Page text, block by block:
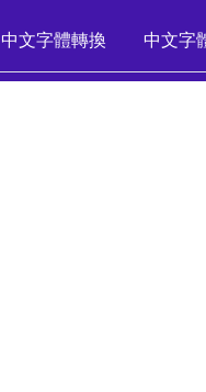
中文字體轉換 中文字